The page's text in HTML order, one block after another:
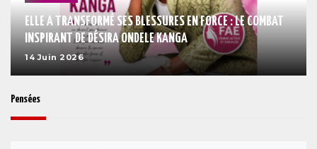
ELLE A TRANSFORMÉ SES BLESSURES EN FORCE : LE COMBAT
INSPIRANT DE DÉSIRA ONDELE KANGA
14 Juin 2026
Pensées